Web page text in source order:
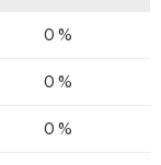
0 %
0 %
0 %